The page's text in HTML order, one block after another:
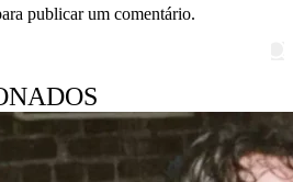
publicar um comentário.